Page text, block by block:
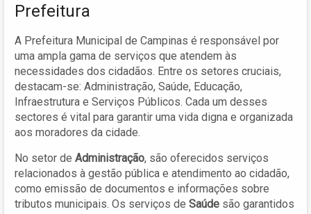
Prefeitura
A Prefeitura Municipal de Campinas é responsável por
uma ampla gama de serviços que atendem às
necessidades dos cidadãos. Entre os setores cruciais,
destacam-se: Administração, Saúde, Educação,
Infraestrutura e Serviços Públicos. Cada um desses
sectores é vital para garantir uma vida digna e organizada
aos moradores da cidade.
No setor de Administração, são oferecidos serviços
relacionados à gestão pública e atendimento ao cidadão,
como emissão de documentos e informações sobre
tributos municipais. Os serviços de Saúde são garantidos